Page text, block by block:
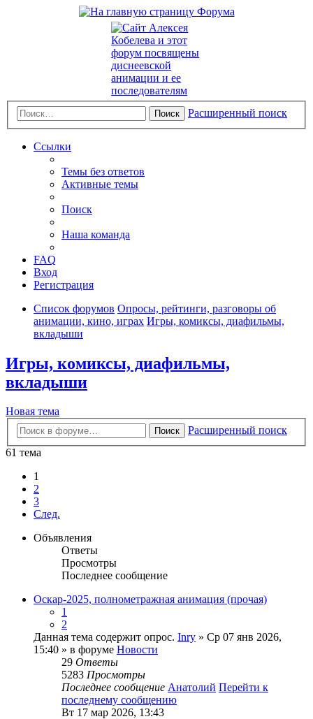
Поиск Расширенный поиск
Ссылки
Темы без ответов
Активные темы
Поиск
Наша команда
FAQ
Вход
Регистрация
Список форумов Опросы, рейтинги, разговоры об
анимации, кино, играх Игры, комиксы, диафильмы,
вкладыши
Игры, комиксы, диафильмы,
вкладыши
Новая тема
Поиск
Расширенный поиск
61 тема
1
2
3
След.
Объявления
Ответы
Просмотры
Последнее сообщение
Оскар-2025, полнометражная анимация (прочая)
1
2
Данная тема содержит опрос. Inry » Ср 07 янв 2026,
15:40 » в форуме Новости
29 Ответы
5283 Просмотры
Последнее сообщение Анатолий Перейти к
последнему сообщению
Вт 17 мар 2026, 13:43